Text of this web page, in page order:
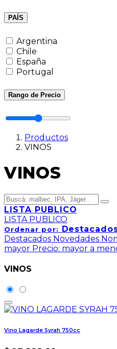
PAÍS
Argentina
Chile
España
Portugal
Rango de Precio
Productos
VINOS
VINOS
LISTA PUBLICO
LISTA PUBLICO
Ordenar por:
Destacados Novedades
mayor Precio: mayor a
VINOS
Vino Lagarde Syrah 750cc